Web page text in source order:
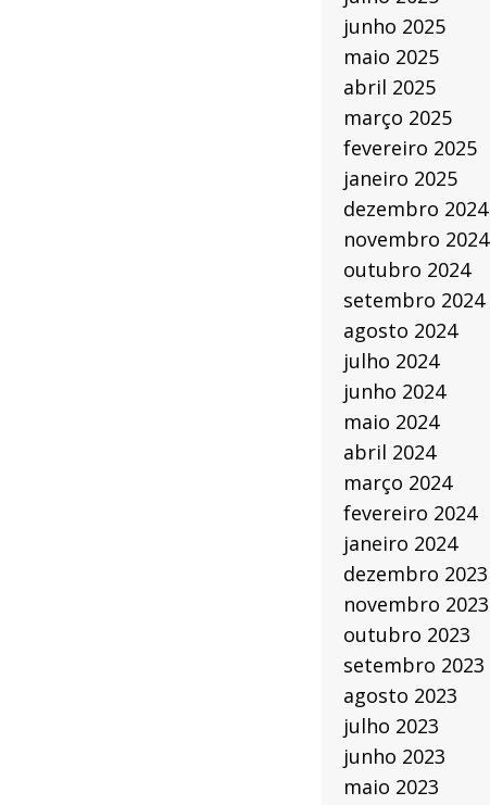
junho 2025
maio 2025
abril 2025
março 2025
fevereiro 2025
janeiro 2025
dezembro 2024
novembro 2024
outubro 2024
setembro 2024
agosto 2024
julho 2024
junho 2024
maio 2024
abril 2024
março 2024
fevereiro 2024
janeiro 2024
dezembro 2023
novembro 2023
outubro 2023
setembro 2023
agosto 2023
julho 2023
junho 2023
maio 2023